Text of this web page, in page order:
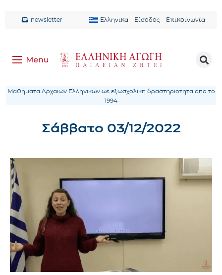
newsletter Ελληνικα Είσοδος Επικοινωνία
Μαθήματα Αρχαίων Ελληνικών ως εξωσχολική δραστηριότητα από το
1994
Σάββατο 03/12/2022